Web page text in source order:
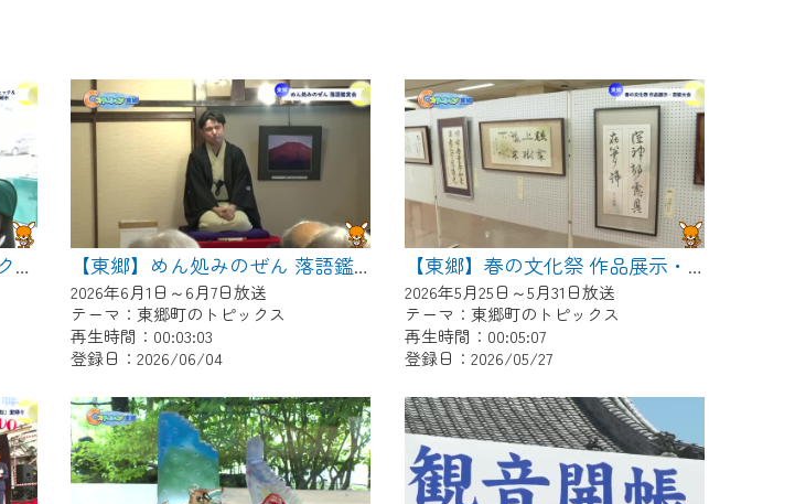
【東郷】まちかど健康チェック＆東郷ふれあい朝市
【東郷】めん処みのぜん 落語鑑賞会
2026年6月1日～6月7日放送
テーマ：東郷町のトピックス
再生時間：00:03:03
登録日：2026/06/04
【東郷】春の文化祭 作品展示・芸能大会
2026年5月25日～5月31日放送
テーマ：東郷町のトピックス
再生時間：00:05:07
登録日：2026/05/27